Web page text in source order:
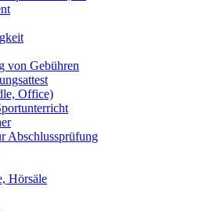
von Gebühren
Office)
Abschlussprüfung
Hörsäle